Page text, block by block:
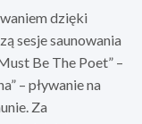
dzięki
sesje saunowania
Be The Poet” –
– pływanie na
Za